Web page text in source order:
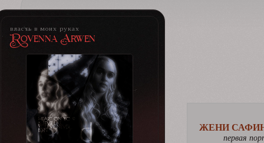
власть в моих руках
Rovenna Arwen
ЖЕНИ
первая